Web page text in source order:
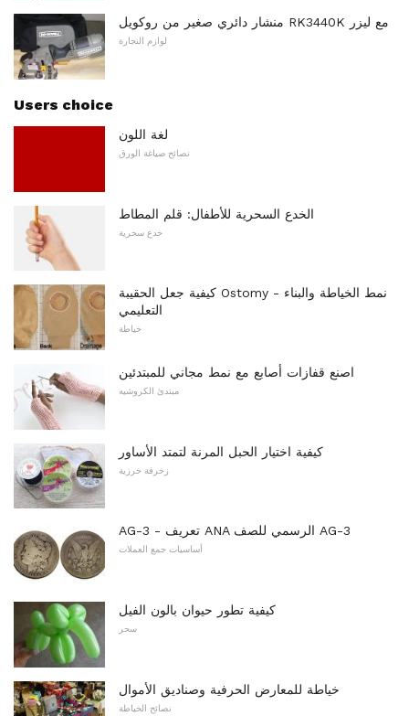
منشار دائري صغير من روكويل RK3440K مع ليزر
لوازم النجارة
Users choice
لغة اللون
نصائح صياغة الورق
الخدع السحرية للأطفال: قلم المطاط
خدع سحرية
كيفية جعل الحقيبة Ostomy - نمط الخياطة والبناء
التعليمي
خياطة
اصنع قفازات أصابع مع نمط مجاني للمبتدئين
مبتدئ الكروشيه
كيفية اختيار الحبل المرنة لتمتد الأساور
زخرفة خرزية
AG-3 - تعريف ANA الرسمي للصف AG-3
أساسيات جمع العملات
كيفية تطور حيوان بالون الفيل
سحر
خياطة للمعارض الحرفية وصناديق الأموال
نصائح الخياطة